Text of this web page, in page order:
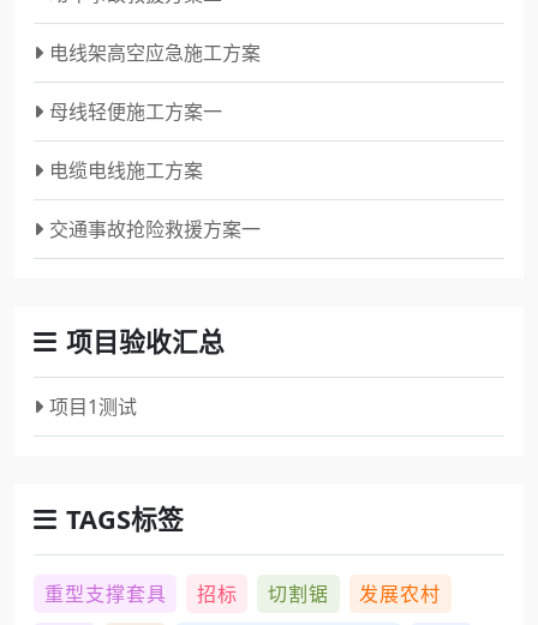
电线架高空应急施工方案
母线轻便施工方案一
电缆电线施工方案
交通事故抢险救援方案一
项目验收汇总
项目1测试
TAGS标签
重型支撑套具 招标 切割锯
发展农村